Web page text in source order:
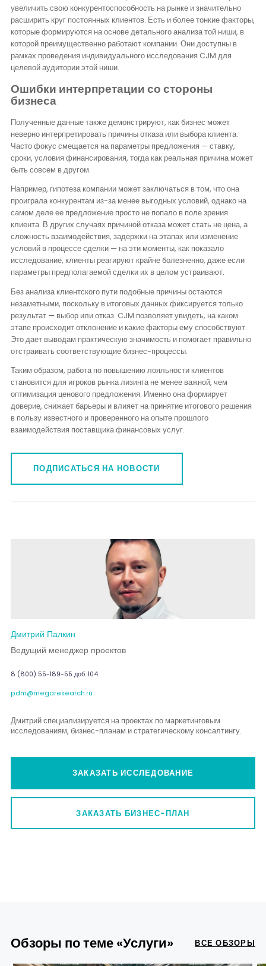
увеличить свою конкурентоспособность на рынке и значительно
расширить круг постоянных клиентов. Есть и более тонкие факторы,
которые формируются на основе детального анализа той ниши, в
которой преимущественно работают компании. Они доступны в
рамках проведения индивидуального исследования CJM для
целевой аудитории этой ниши.
Ошибки интерпретации со стороны
бизнеса
Полученные данные также демонстрируют, как бизнес может
неверно интерпретировать причины отказа или выбора клиента.
Часто фокус смещается на параметры предложения — ставку,
сроки, условия финансирования, тогда как реальная причина может
быть совсем в другом.
Например, гипотеза компании может заключаться в том, что она
проиграла конкурентам из-за менее выгодных условий, однако на
самом деле ее предложение просто не попало в поле зрения
клиента. В других случаях причиной отказа может стать не цена, а
сложность взаимодействия, задержки на этапах или изменение
условий в процессе сделки — на эти моменты, как показало
исследование, клиенты реагируют крайне болезненно, даже если
параметры предполагаемой сделки их в целом устраивают.
Без анализа клиентского пути подобные причины остаются
незаметными, поскольку в итоговых данных фиксируется только
результат — выбор или отказ. CJM позволяет увидеть, на каком
этапе происходит отклонение и какие факторы ему способствуют.
Это дает выводам практическую значимость и помогает правильно
отстраивать соответствующие бизнес-процессы.
Таким образом, работа по повышению лояльности клиентов
становится для игроков рынка лизинга не менее важной, чем
оптимизация ценового предложения. Именно она формирует
доверие, снижает барьеры и влияет на принятие итогового решения
в пользу известного и проверенного на опыте прошлого
взаимодействия поставщика финансовых услуг.
ПОДПИСАТЬСЯ НА НОВОСТИ
Дмитрий Палкин
Ведущий менеджер проектов
8 (800) 55-189-55 доб. 104
pdm@megaresearch.ru
Дмитрий специализируется на проектах по маркетинговым
исследованиям, бизнес-планам и стратегическому консалтингу.
ЗАКАЗАТЬ ИССЛЕДОВАНИЕ
ЗАКАЗАТЬ БИЗНЕС-ПЛАН
Обзоры по теме «Услуги» ВСЕ ОБЗОРЫ